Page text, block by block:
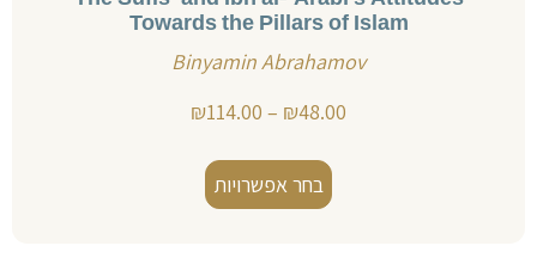
Towards the Pillars of Islam
Binyamin Abrahamov
₪48.00
–
₪114.00
בחר אפשרויות